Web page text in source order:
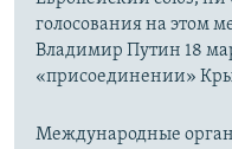
голосования на этом
Владимир Путин 18
«присоединении»
Международные